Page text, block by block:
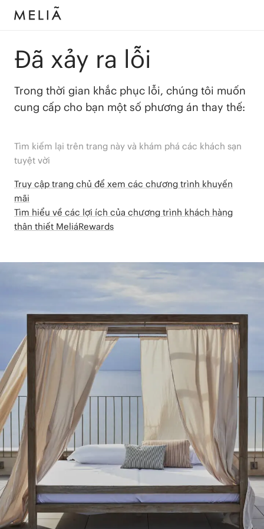
Đã xảy ra lỗi
Trong thời gian khắc phục lỗi, chúng tôi muốn
cung cấp cho bạn một số phương án thay thế:
Tìm kiếm lại trên trang này và khám phá các khách sạn
tuyệt vời
Truy cập trang chủ để xem các chương trình khuyến
mãi
Tìm hiểu về các lợi ích của chương trình khách hàng
thân thiết MeliáRewards